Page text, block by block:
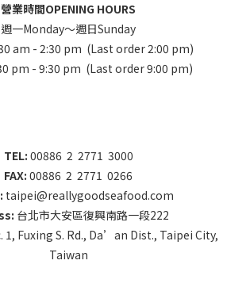
營業時間OPENING HOURS
週一Monday～週日Sunday
am - 2:30 pm (Last order 2:00 pm)
pm - 9:30 pm (Last order 9:00 pm)
TEL: 00886 2 2771 3000
FAX: 00886 2 2771 0266
taipei@reallygoodseafood.com
台北市大安區復興南路一段222
1, Fuxing S. Rd., Da’an Dist., Taipei City,
Taiwan